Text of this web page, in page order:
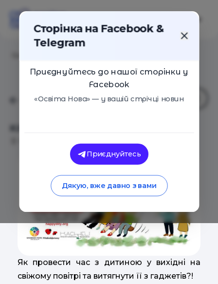
KACHELI
Як провести час з дитиною у вихідні на
свіжому повітрі та витягнути її з гаджетів?!
Сторінка на Facebook &
Telegram
Приєднуйтесь до нашої сторінки у
Facebook
«Освіта Нова» — у вашій стрічці новин
Приєднуйтесь
Дякую, вже давно з вами